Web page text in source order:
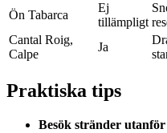
Ön Tabarca
Ej
tillämpligt
Cantal Roig,
Calpe
Ja
Praktiska tips
Besök stränder